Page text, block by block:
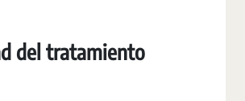
del tratamiento